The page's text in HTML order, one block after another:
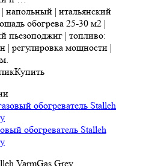
напольный | итальянский
обогрева 25-30 м2 |
пьезоподжиг | топливо:
| регулировка мощности |
Купить
обогреватель Stalleh
VarmGas Grey